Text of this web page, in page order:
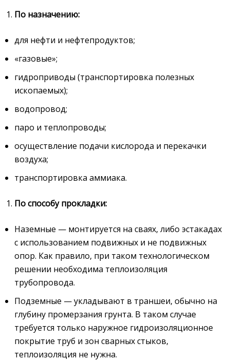
По назначению:
для нефти и нефтепродуктов;
«газовые»;
гидроприводы (транспортировка полезных
ископаемых);
водопровод;
паро и теплопроводы;
осуществление подачи кислорода и перекачки
воздуха;
транспортировка аммиака.
По способу прокладки:
Наземные — монтируется на сваях, либо эстакадах
с использованием подвижных и не подвижных
опор. Как правило, при таком технологическом
решении необходима теплоизоляция
трубопровода.
Подземные — укладывают в траншеи, обычно на
глубину промерзания грунта. В таком случае
требуется только наружное гидроизоляционное
покрытие труб и зон сварных стыков,
теплоизоляция не нужна.